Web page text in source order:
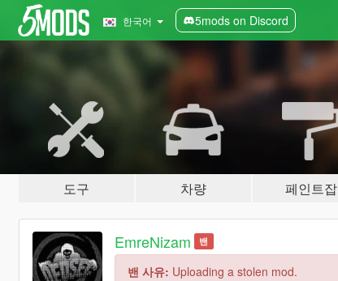
한국어 5mods on Discord
도구 차량 페인트잡
EmreNizam 밴
밴 사유: Uploading a stolen mod.